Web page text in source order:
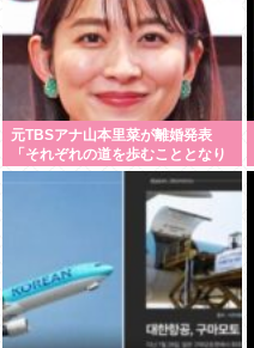
元TBSアナ山本里菜が離婚発表
「それぞれの道を歩むこととなり
ました」